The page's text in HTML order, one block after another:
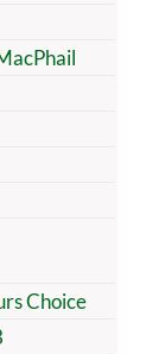
Choice